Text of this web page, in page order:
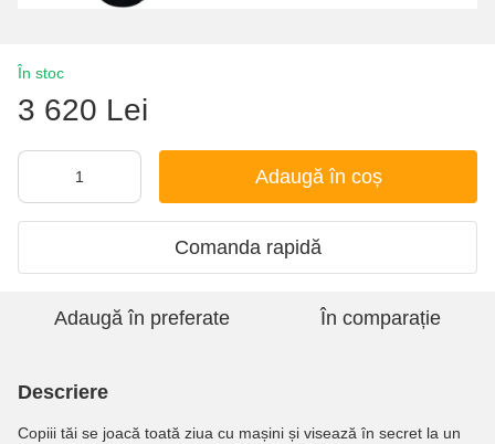
În stoc
3 620 Lei
Adaugă în coș
Comanda rapidă
Adaugă în preferate În comparație
Descriere
Copiii tăi se joacă toată ziua cu mașini și visează în secret la un